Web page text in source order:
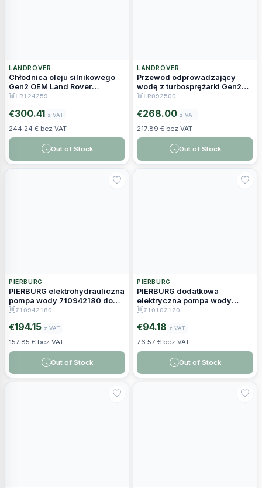
LANDROVER
Chłodnica oleju silnikowego
Gen2 OEM Land Rover
LR124259 C2S52808
LR124259
€300.41 z VAT
244.24 € bez VAT
Out of Stock
LANDROVER
Przewód odprowadzający
wodę z turbosprężarki Gen2
OEM Land Rover LR092500
LR092500
€268.00 z VAT
217.89 € bez VAT
Out of Stock
PIERBURG
PIERBURG elektrohydrauliczna
pompa wody 710942180 do
Land Rover / Jaguar 3.0D
710942180
€194.15 z VAT
157.85 € bez VAT
Out of Stock
PIERBURG
PIERBURG dodatkowa
elektryczna pompa wody
710102120 do Land Rover /
Jaguar
710102120
€94.18 z VAT
76.57 € bez VAT
Out of Stock